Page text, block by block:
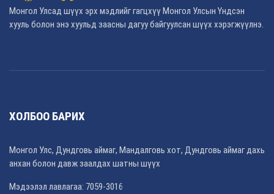
Монгол Улсад шүүх эрх мэдлийг гагцхүү Монгол Улсын Үндсэн
хууль болон энэ хуульд заасны дагуу байгуулсан шүүх хэрэгжүүлнэ.
ХОЛБОО БАРИХ
Монгол Улс, Дундговь аймаг, Мандалговь хот, Дундговь аймаг дахь
анхан болон давж заалдах шатны шүүх
Мэдээлэл лавлагаа: 7059-3016